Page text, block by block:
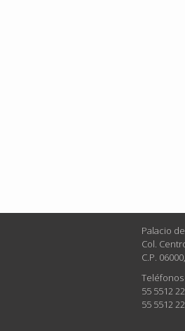
Palacio
Col.
C.P.
Teléfonos
55 5512
55 5512